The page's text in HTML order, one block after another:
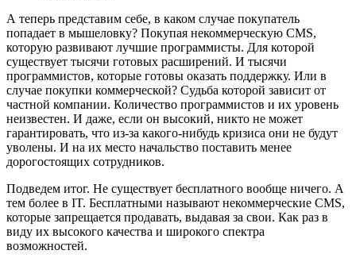
А теперь представим себе, в каком случае покупатель
попадает в мышеловку? Покупая некоммерческую CMS,
которую развивают лучшие программисты. Для которой
существует тысячи готовых расширений. И тысячи
программистов, которые готовы оказать поддержку. Или в
случае покупки коммерческой? Судьба которой зависит от
частной компании. Количество программистов и их уровень
неизвестен. И даже, если он высокий, никто не может
гарантировать, что из-за какого-нибудь кризиса они не будут
уволены. И на их место начальство поставить менее
дорогостоящих сотрудников.
Подведем итог. Не существует бесплатного вообще ничего. А
тем более в IT. Бесплатными называют некоммерческие CMS,
которые запрещается продавать, выдавая за свои. Как раз в
виду их высокого качества и широкого спектра
возможностей.